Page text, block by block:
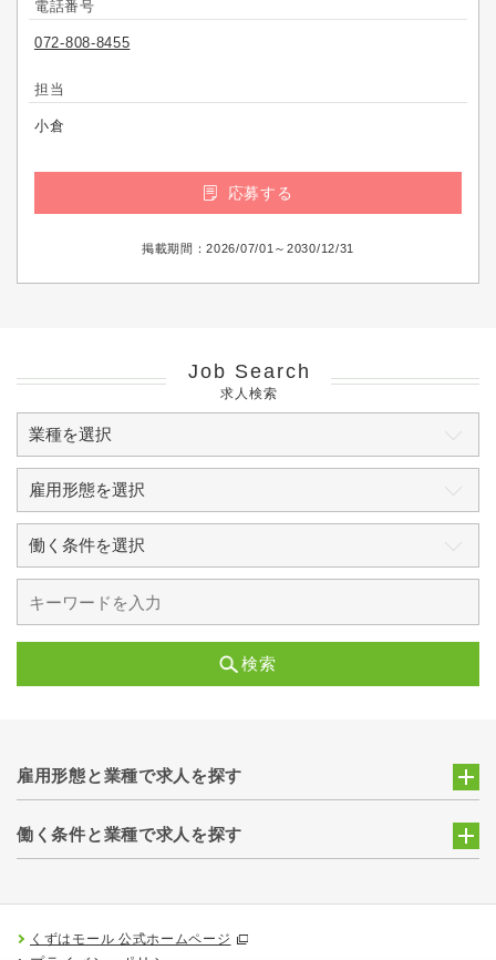
電話番号
072-808-8455
担当
小倉
応募する
掲載期間：2026/07/01～2030/12/31
Job Search
求人検索
検索
雇用形態と業種で求人を探す
働く条件と業種で求人を探す
くずはモール 公式ホームページ